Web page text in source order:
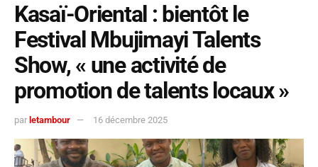
Kasaï-Oriental : bientôt le
Festival Mbujimayi Talents
Show, « une activité de
promotion de talents locaux »
par letambour 16 décembre 2025